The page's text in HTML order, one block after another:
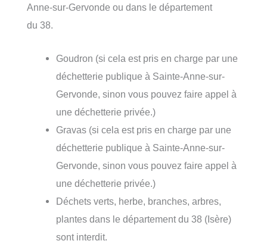
Anne-sur-Gervonde ou dans le département
du 38.
Goudron (si cela est pris en charge par une
déchetterie publique à Sainte-Anne-sur-
Gervonde, sinon vous pouvez faire appel à
une déchetterie privée.)
Gravas (si cela est pris en charge par une
déchetterie publique à Sainte-Anne-sur-
Gervonde, sinon vous pouvez faire appel à
une déchetterie privée.)
Déchets verts, herbe, branches, arbres,
plantes dans le département du 38 (Isère)
sont interdit.